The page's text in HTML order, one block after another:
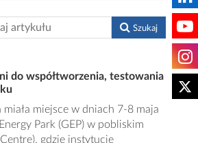
Szukaj
do współtworzenia, testowania
miejsce w dniach 7-8 maja
Park (GEP) w pobliskim
gdzie instytucje